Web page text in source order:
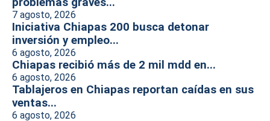
7 agosto, 2026
Iniciativa Chiapas 200 busca detonar
inversión y empleo...
6 agosto, 2026
Chiapas recibió más de 2 mil mdd en...
6 agosto, 2026
Tablajeros en Chiapas reportan caídas en sus
ventas...
6 agosto, 2026